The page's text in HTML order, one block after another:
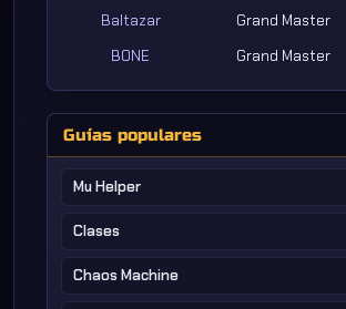
Baltazar
Grand Master
BONE
Grand Master
Guías populares
Mu Helper
Clases
Chaos Machine